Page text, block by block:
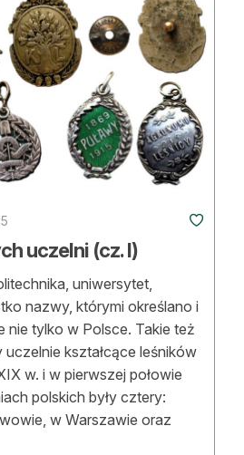
uczelni (cz. I)
uniwersytet,
nazwy, którymi określano i
nie tylko w Polsce. Takie też
uczelnie kształcące leśników
w. i w pierwszej połowie
polskich były cztery:
w Warszawie oraz